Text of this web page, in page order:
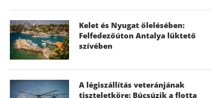
Kelet és Nyugat ölelésében:
Felfedezőúton Antalya lüktető
szívében
A légiszállítás veteránjának
tiszteletköre: Búcsúzik a flotta